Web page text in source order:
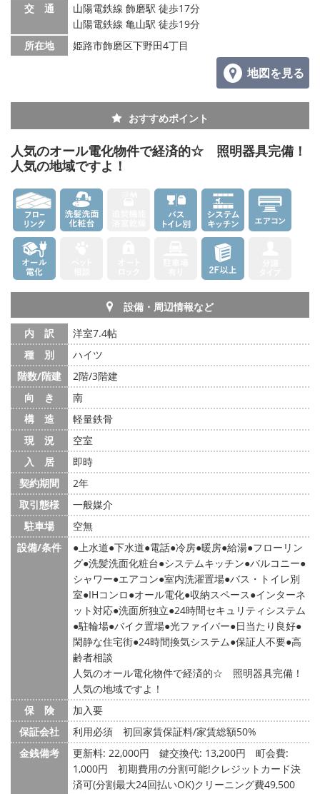
交 通
山陽電鉄線 飾磨駅 徒歩17分
山陽電鉄線 亀山駅 徒歩19分
所在地
姫路市飾磨区下野田4丁目
地図を見る
おすすめポイント
人気のオール電化物件で経済的☆ 照明器具完備！
人気の地域ですよ！
設備・周辺情報など
内 訳
洋室7.4帖
種 別
ハイツ
階数/階建
2階/3階建
向 き
南
構 造
軽量鉄骨
現 況
空室
入 居
即時
契約期間
2年
取引態様
一般媒介
駐車場
空無
設備/条件
上水道 下水道 電話 冷房 暖房 給湯 フローリン
グ 洗髪洗面化粧台 システムキッチン バルコニー
シャワー エアコン 室内洗濯置場 バス・トイレ別
室 IHコンロ オール電化 収納スペース インターネ
ット対応 洗面所独立 24時間セキュリティシステム
駐輪場 バイク置場 光ファイバー 日当たり良好
閑静な住宅街 24時間換気システム 保証人不要 高
齢者相談
人気のオール電化物件で経済的☆ 照明器具完備！
人気の地域ですよ！
保 険
加入要
保証会社
利用必須 初回家賃保証料/家賃総額50%
金銭備考
更新料: 22,000円 鍵交換代: 13,200円
町会費:
1,000円
初期費用の分割可能!クレジットカード決
済可(分割最大24回払いOK)クリーニング費49,500